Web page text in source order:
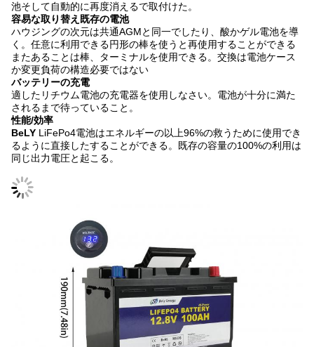
池そして自動的に再度消えるで取付けた。
容易な取り替え既存の電池
ハウジングの次元は共通AGMと同一でしたり、酸かゲル電池を導
く。任意に利用できる円形の棒を使うと再使用することができる
またあることは棒、ターミナルを使用できる。交換は電池ケース
か変更負荷の構造必要ではない
バッテリーの充電
適したリチウム電池の充電器を使用しなさい。電池が十分に満た
されるまで待っていること。
性能/効率
BeLY LiFePo4電池はエネルギーの以上96%の救うために使用でき
るように直接したすることができる。既存の容量の100%の利用は
同じ出力電圧と起こる。